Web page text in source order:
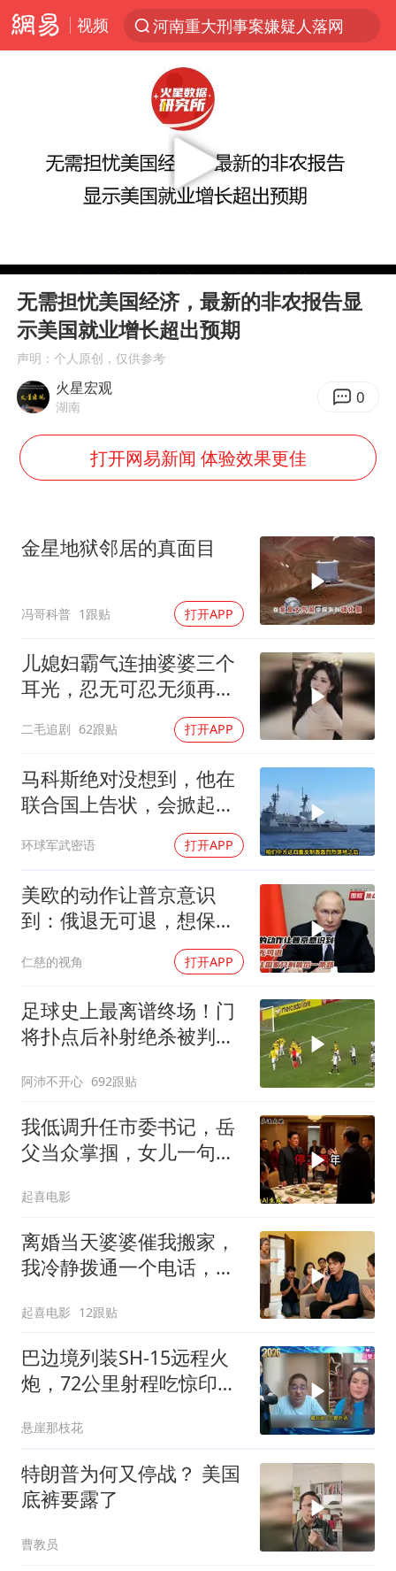
视频
河南重大刑事案嫌疑人落网
光影经济撬动暑期消费新蓝海
浙江上海等地有大雨或暴雨
金饰克价一夜涨回1300元
视频丨中国东方电气集团原党组副书记、董事宋致远被查
直击东北超：哈尔滨vs通辽
香港宏福苑火灾或由烟头引起
白海豚将正面袭击贯穿浙江
36岁男演员成景区NPC后人气爆棚
梁家辉：到内地拍戏不是北上是回归
人民的健康、体质、幸福一脉相承
Play
无需担忧美国经济，最新的非农报告显
示美国就业增长超出预期
声明：个人原创，仅供参考
火星宏观
湖南 0
打开网易新闻 体验效果更佳
金星地狱邻居的真面目
冯哥科普 1跟贴 打开APP
儿媳妇霸气连抽婆婆三个
耳光，忍无可忍无须再
二毛追剧 62跟贴 打开APP
马科斯绝对没想到，他在
联合国上告状，会掀起中
环球军武密语 打开APP
美欧的动作让普京意识
到：俄退无可退，想保住
国家只剩最后一条路
仁慈的视角 打开APP
足球史上最离谱终场！门
将扑点后补射绝杀被判无
阿沛不开心 692跟贴
我低调升任市委书记，岳
父当众掌掴，女儿一句话
起喜电影
离婚当天婆婆催我搬家，
我冷静拨通一个电话，全
起喜电影 12跟贴
巴边境列装SH-15远程火
炮，72公里射程吃惊印度
悬崖那枝花
特朗普为何又停战？ 美国
底裤要露了
曹教员